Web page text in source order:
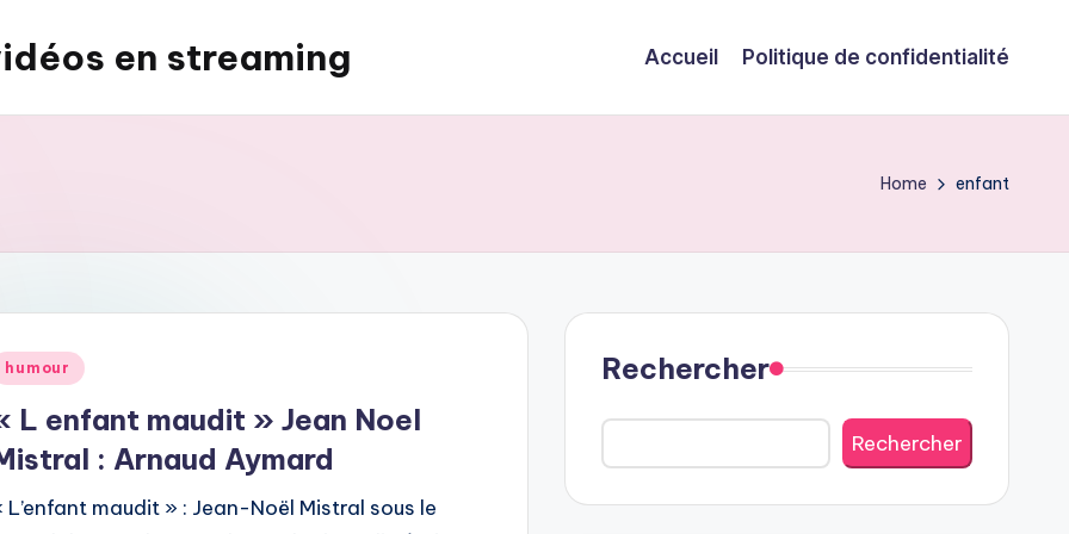
en streaming Accueil Politique de confidentialité
Home enfant
humour
L enfant maudit » Jean Noel
: Arnaud Aymard
L’enfant maudit » : Jean-Noël Mistral sous le
Rechercher
Rechercher